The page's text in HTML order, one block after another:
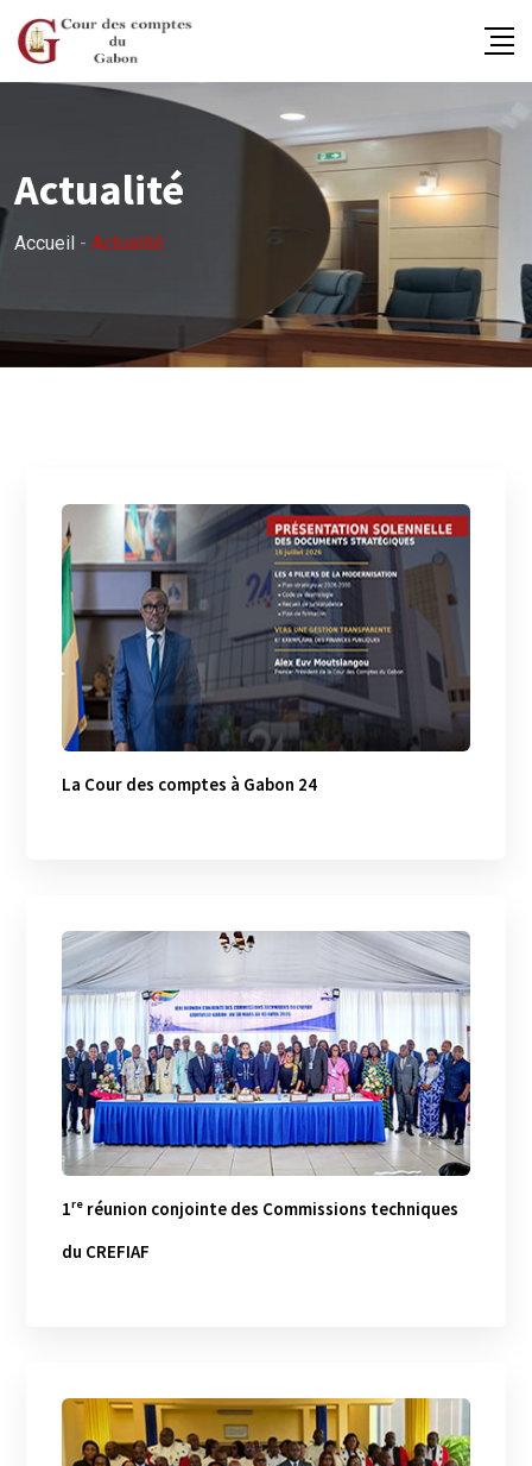
Actualité
Accueil - Actualité
La Cour des comptes à Gabon 24
1ʳᵉ réunion conjointe des Commissions techniques
du CREFIAF